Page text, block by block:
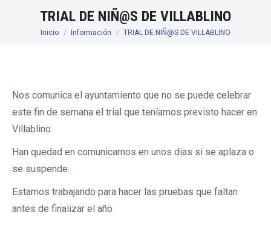
TRIAL DE NIÑ@S DE VILLABLINO
Estás aquí:
Inicio Información TRIAL DE NIÑ@S DE VILLABLINO
Nos comunica el ayuntamiento que no se puede celebrar
este fin de semana el trial que teníamos previsto hacer en
Villablino.
Han quedad en comunicarnos en unos días si se aplaza o
se suspende.
Estamos trabajando para hacer las pruebas que faltan
antes de finalizar el año